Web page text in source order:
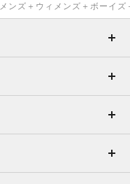
メンズ＋ウィメンズ＋ボーイズ